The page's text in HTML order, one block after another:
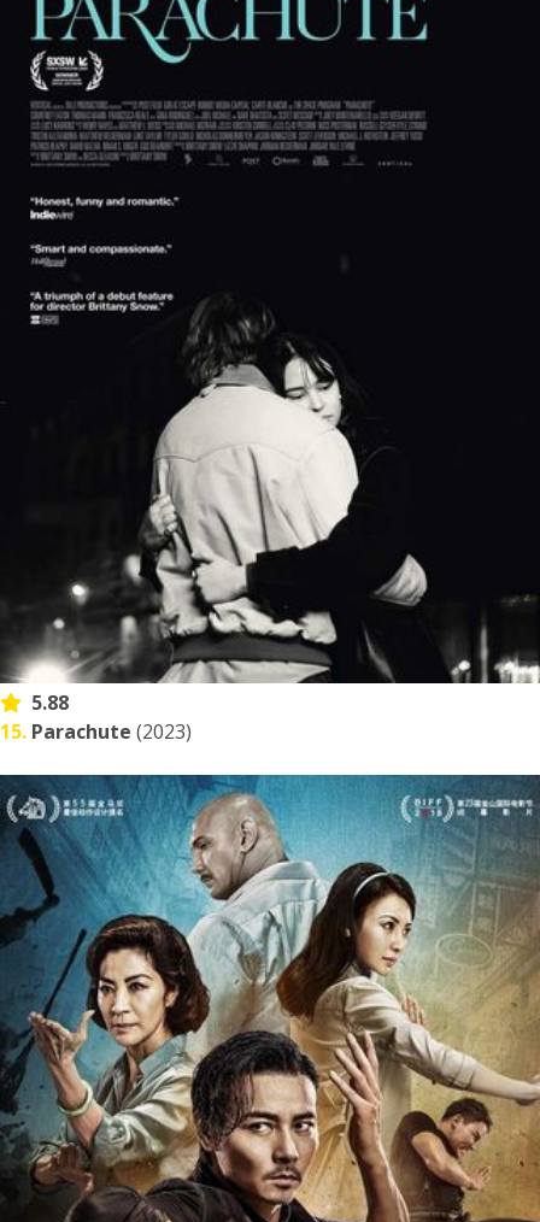
5.88
15. Parachute (2023)